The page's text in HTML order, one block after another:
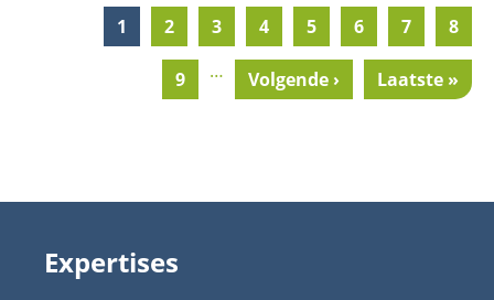
Pagination
Current
page
1 Pagina
2 Pagina
3 Pagina
4 Pagina
5 Pagina
6 Pagina
7 8
Pagina
9 …
Next
page
Volgende ›
Last
page
Laatste »
Expertises